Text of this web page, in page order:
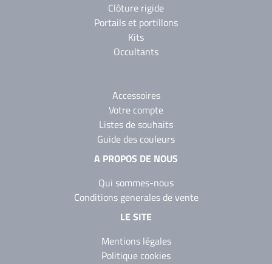
Clôture rigide
Portails et portillons
Kits
Occultants
Accessoires
Votre compte
Listes de souhaits
Guide des couleurs
A PROPOS DE NOUS
Qui sommes-nous
Conditions generales de vente
LE SITE
Mentions légales
Politique cookies